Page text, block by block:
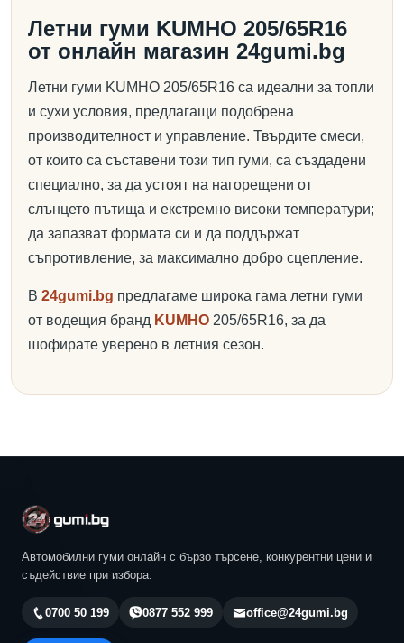
Летни гуми KUMHO 205/65R16
от онлайн магазин 24gumi.bg
Летни гуми KUMHO 205/65R16 са идеални за топли
и сухи условия, предлагащи подобрена
производителност и управление. Твърдите смеси,
от които са съставени този тип гуми, са създадени
специално, за да устоят на нагорещени от
слънцето пътища и екстремно високи температури;
да запазват формата си и да поддържат
съпротивление, за максимално добро сцепление.
В 24gumi.bg предлагаме широка гама летни гуми
от водещия бранд KUMHO 205/65R16, за да
шофирате уверено в летния сезон.
Автомобилни гуми онлайн с бързо търсене, конкурентни цени и
съдействие при избора.
0700 50 199 0877 552 999 office@24gumi.bg